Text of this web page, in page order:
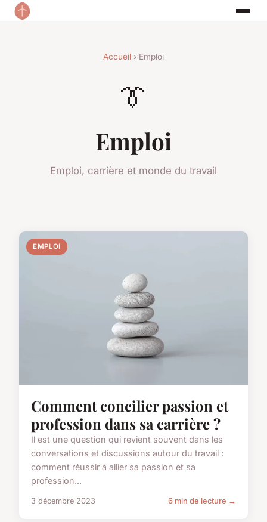
Accueil › Emploi
👔
Emploi
Emploi, carrière et monde du travail
EMPLOI
Comment concilier passion et
profession dans sa carrière ?
Il est une question qui revient souvent dans les
conversations et discussions autour du travail :
comment réussir à allier sa passion et sa
profession...
3 décembre 2023 6 min de lecture →